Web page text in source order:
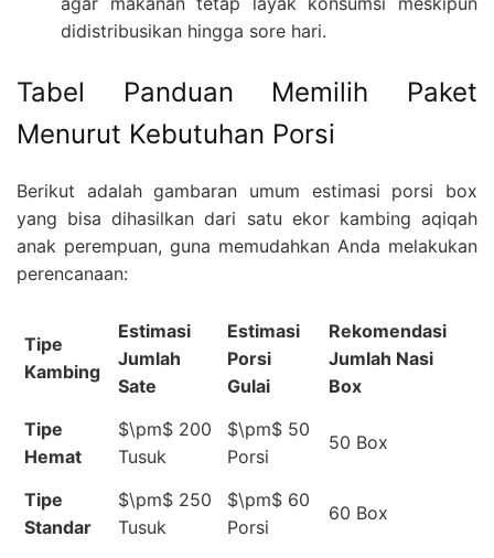
didistribusikan hingga sore hari.
Tabel Panduan Memilih Paket
Menurut Kebutuhan Porsi
Berikut adalah gambaran umum estimasi porsi box
yang bisa dihasilkan dari satu ekor kambing aqiqah
anak perempuan, guna memudahkan Anda melakukan
perencanaan:
Tipe
Kambing
Estimasi
Jumlah
Sate
Estimasi
Porsi
Gulai
Rekomendasi
Jumlah Nasi
Box
Tipe
Hemat
$\pm$ 200
Tusuk
$\pm$ 50
Porsi
50 Box
Tipe
Standar
$\pm$ 250
Tusuk
$\pm$ 60
Porsi
60 Box